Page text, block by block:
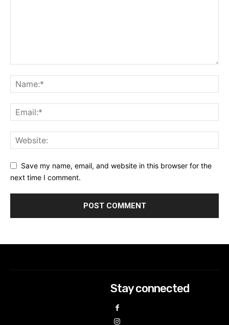
Save my name, email, and website in this browser for the
next time I comment.
Stay connected